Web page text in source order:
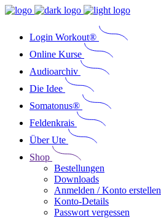
Login Workout®
Online Kurse
Audioarchiv
Die Idee
Somatonus®
Feldenkrais
Über Ute
Shop
Bestellungen
Downloads
Anmelden / Konto erstellen
Konto-Details
Passwort vergessen